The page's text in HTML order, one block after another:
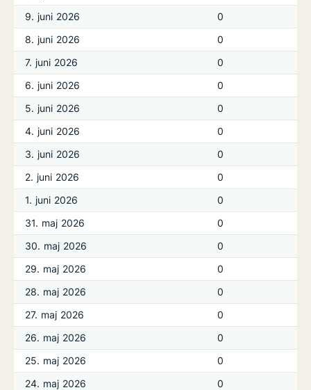
9. juni 2026
0
8. juni 2026
0
7. juni 2026
0
6. juni 2026
0
5. juni 2026
0
4. juni 2026
0
3. juni 2026
0
2. juni 2026
0
1. juni 2026
0
31. maj 2026
0
30. maj 2026
0
29. maj 2026
0
28. maj 2026
0
27. maj 2026
0
26. maj 2026
0
25. maj 2026
0
24. maj 2026
0